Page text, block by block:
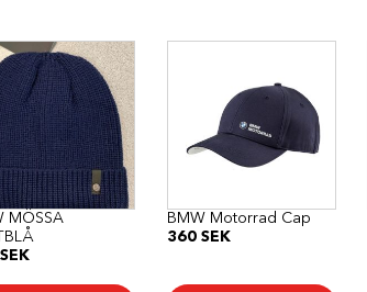
MÖSSA
SEK
BMW Motorrad Cap
360 SEK